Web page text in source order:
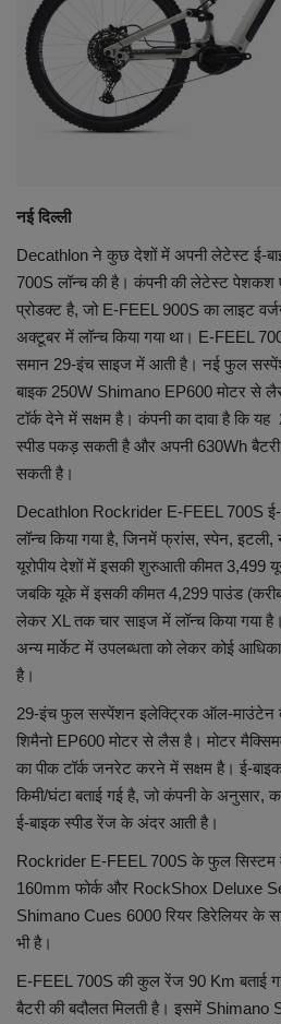
व्यापार
शिक्षा एवं रोजगार
नई दिल्ली
Decathlon ने कुछ देशों में अपनी लेटेस्ट ई-
700S लॉन्च की है। कंपनी की लेटेस्ट
प्रोडक्ट है, जो E-FEEL 900S का लाइट
अक्टूबर में लॉन्च किया गया था। E-FEEL
समान 29-इंच साइज में आती है। नई फुल
बाइक 250W Shimano EP600 मोटर से
टॉर्क देने में सक्षम है। कंपनी का दावा है कि
स्पीड पकड़ सकती है और अपनी 630Wh
सकती है।
Decathlon Rockrider E-FEEL 700S
लॉन्च किया गया है, जिनमें फ्रांस, स्पेन,
यूरोपीय देशों में इसकी शुरुआती कीमत 3,499
जबकि यूके में इसकी कीमत 4,299 पाउंड
लेकर XL तक चार साइज में लॉन्च किया गया
अन्य मार्केट में उपलब्धता को लेकर कोई
है।
29-इंच फुल सस्पेंशन इलेक्ट्रिक ऑल-माउंटेन
शिमैनो EP600 मोटर से लैस है। मोटर
का पीक टॉर्क जनरेट करने में सक्षम है। ई-
किमी/घंटा बताई गई है, जो कंपनी के अनुसार,
ई-बाइक स्पीड रेंज के अंदर आती है।
Rockrider E-FEEL 700S के फुल सिस्टम
160mm फोर्क और RockShox Deluxe
Shimano Cues 6000 रियर डिरेलियर के
भी है।
E-FEEL 700S की कुल रेंज 90 Km बताई
बैटरी की बदौलत मिलती है। इसमें